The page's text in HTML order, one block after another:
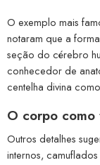
O exemplo mais
notaram que a
seção do cérebro
conhecedor de
centelha divina
O corpo como
Outros detalhes
internos,